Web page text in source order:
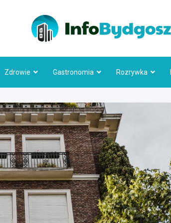
Zdrowie Gastronomia Rozrywka